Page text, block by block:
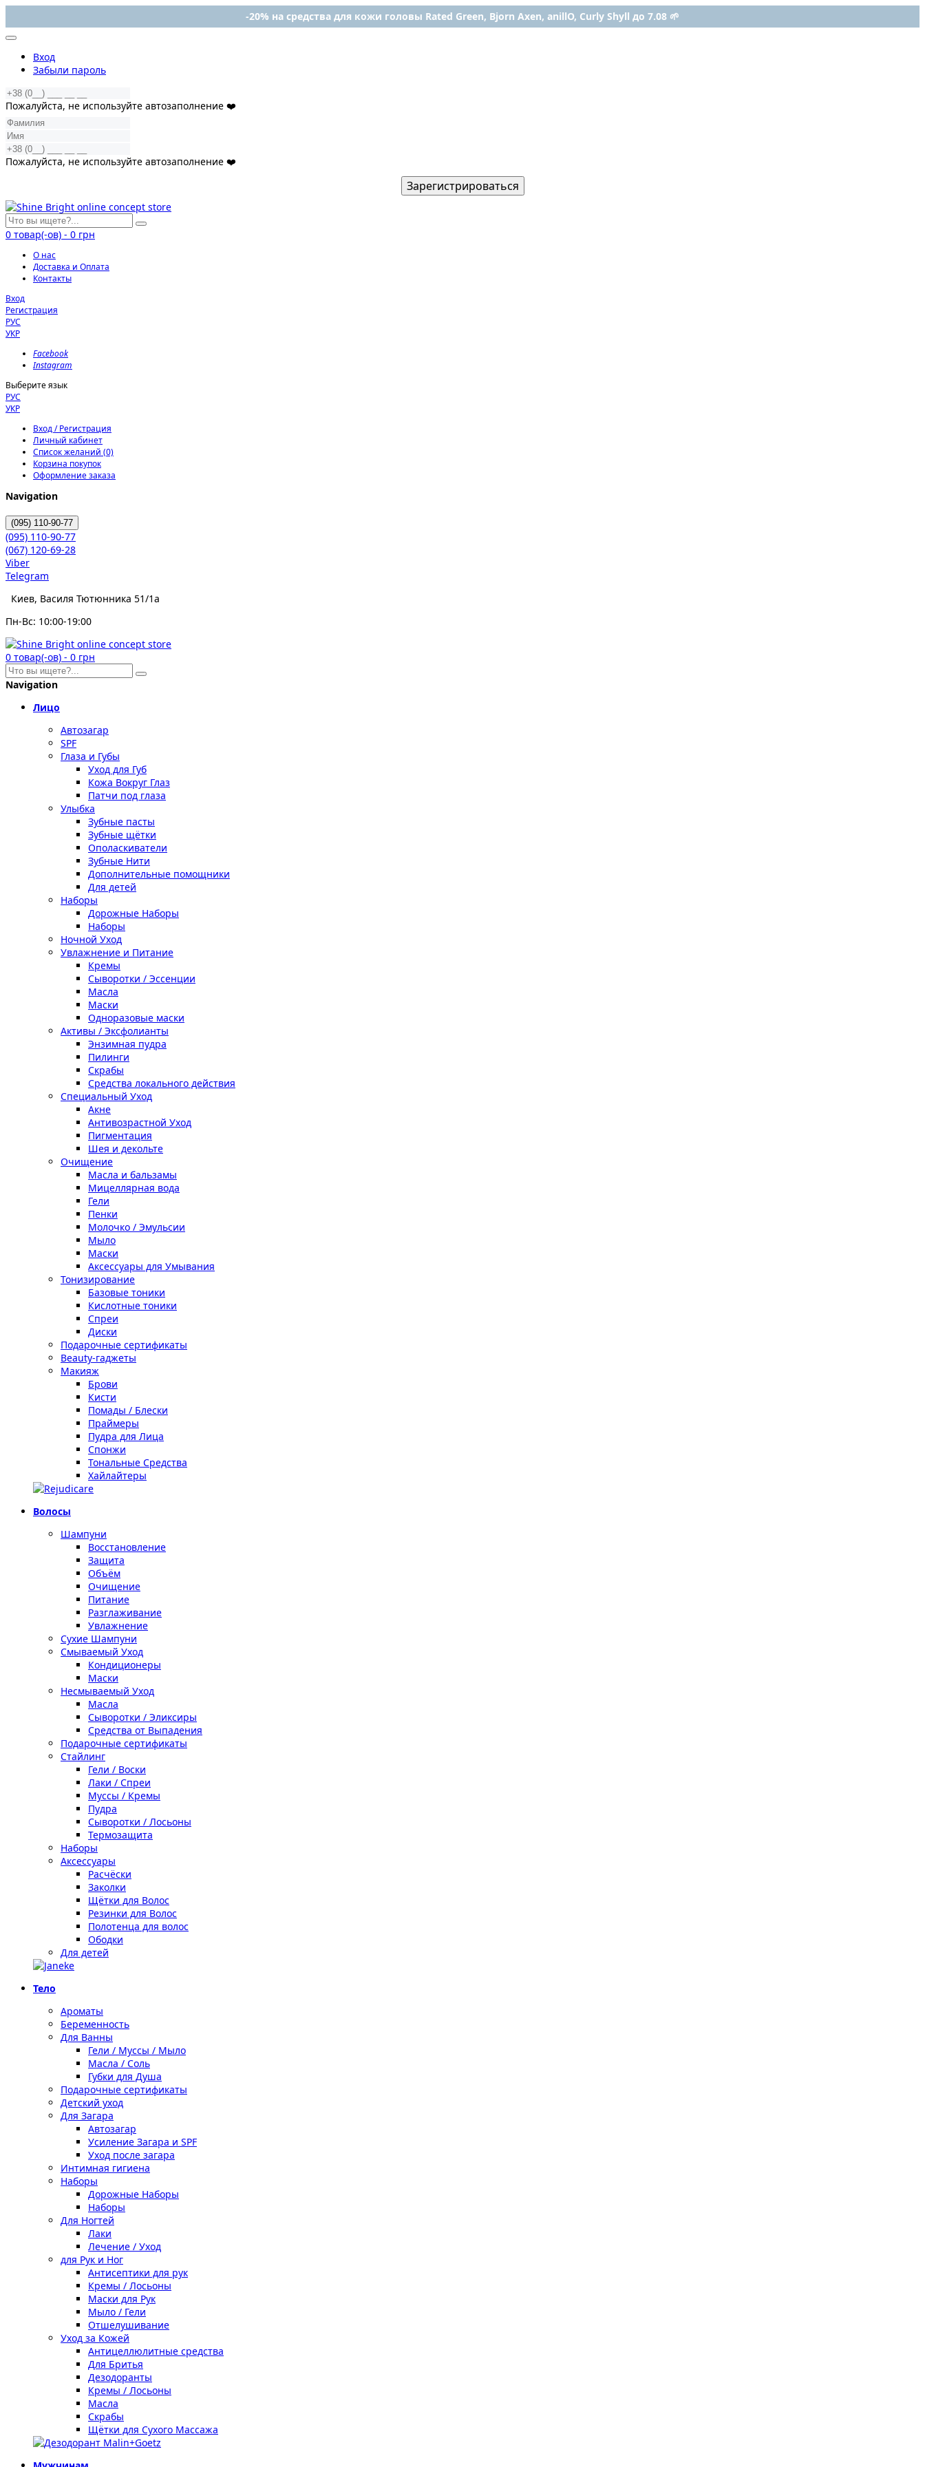
-20% на средства для кожи головы Rated Green, Bjorn Axen, anillO, Curly Shyll до 7.08 🌱
Вход
Забыли пароль
Пожалуйста, не используйте автозаполнение ❤️
Пожалуйста, не используйте автозаполнение ❤️
Зарегистрироваться
0 товар(-ов) - 0 грн
О нас
Доставка и Оплата
Контакты
Вход
Регистрация
РУС
УКР
Facebook
Instagram
Выберите язык
РУС
УКР
Вход / Регистрация
Личный кабинет
Список желаний (0)
Корзина покупок
Оформление заказа
Navigation
(095) 110-90-77
(095) 110-90-77
(067) 120-69-28
Viber
Telegram
Киев, Василя Тютюнника 51/1а
Пн-Вс: 10:00-19:00
0 товар(-ов) - 0 грн
Navigation
Лицо
Автозагар
SPF
Глаза и Губы
Уход для Губ
Кожа Вокруг Глаз
Патчи под глаза
Улыбка
Зубные пасты
Зубные щётки
Ополаскиватели
Зубные Нити
Дополнительные помощники
Для детей
Наборы
Дорожные Наборы
Наборы
Ночной Уход
Увлажнение и Питание
Кремы
Сыворотки / Эссенции
Масла
Маски
Одноразовые маски
Активы / Эксфолианты
Энзимная пудра
Пилинги
Скрабы
Средства локального действия
Специальный Уход
Акне
Антивозрастной Уход
Пигментация
Шея и декольте
Очищение
Масла и бальзамы
Мицеллярная вода
Гели
Пенки
Молочко / Эмульсии
Мыло
Маски
Аксессуары для Умывания
Тонизирование
Базовые тоники
Кислотные тоники
Спреи
Диски
Подарочные сертификаты
Beauty-гаджеты
Макияж
Брови
Кисти
Помады / Блески
Праймеры
Пудра для Лица
Спонжи
Тональные Средства
Хайлайтеры
Волосы
Шампуни
Восстановление
Защита
Объём
Очищение
Питание
Разглаживание
Увлажнение
Сухие Шампуни
Смываемый Уход
Кондиционеры
Маски
Несмываемый Уход
Масла
Сыворотки / Эликсиры
Средства от Выпадения
Подарочные сертификаты
Стайлинг
Гели / Воски
Лаки / Спреи
Муссы / Кремы
Пудра
Сыворотки / Лосьоны
Термозащита
Наборы
Аксессуары
Расчёски
Заколки
Щётки для Волос
Резинки для Волос
Полотенца для волос
Ободки
Для детей
Тело
Ароматы
Беременность
Для Ванны
Гели / Муссы / Мыло
Масла / Соль
Губки для Душа
Подарочные сертификаты
Детский уход
Для Загара
Автозагар
Усиление Загара и SPF
Уход после загара
Интимная гигиена
Наборы
Дорожные Наборы
Наборы
Для Ногтей
Лаки
Лечение / Уход
для Рук и Ног
Антисептики для рук
Кремы / Лосьоны
Маски для Рук
Мыло / Гели
Отшелушивание
Уход за Кожей
Антицеллюлитные средства
Для Бритья
Дезодоранты
Кремы / Лосьоны
Масла
Скрабы
Щётки для Сухого Массажа